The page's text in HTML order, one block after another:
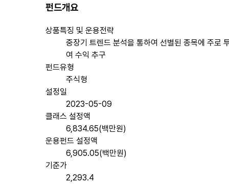
펀드개요
상품특징 및 운용전략
중장기 트렌드 분석을 통하여 선별된 종목에 주로
여 수익 추구
펀드유형
주식형
설정일
2023-05-09
클래스 설정액
6,834.65(백만원)
운용펀드 설정액
6,905.05(백만원)
기준가
2,293.4